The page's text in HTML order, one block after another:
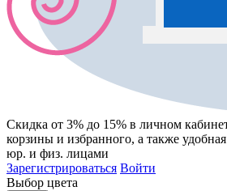
Скидка от 3% до 15% в личном
корзины и избранного, а также
юр. и физ. лицами
Зарегистрироваться Войти
Выбор цвета